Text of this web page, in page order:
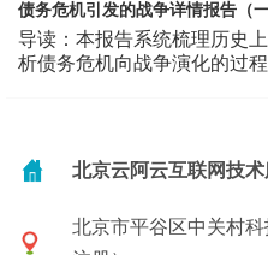
债务危机引发的战争详情报告（一
导读：本报告系统梳理历史
析债务危机向战争演化的过程
北京云阿云互联网技术
北京市平谷区中关村